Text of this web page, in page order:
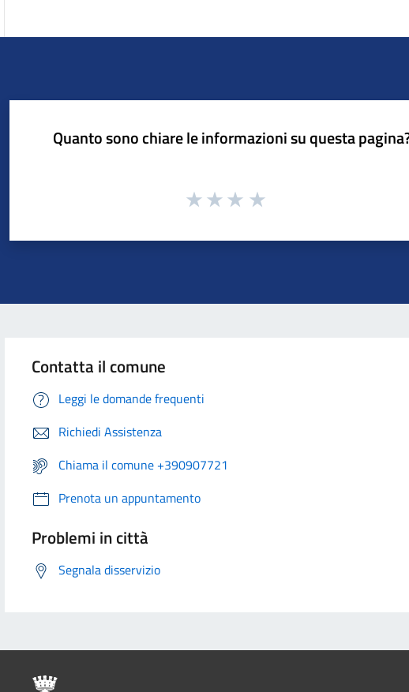
Quanto sono chiare le informazioni su questa
Contatta il comune
Leggi le domande frequenti
Richiedi Assistenza
Chiama il comune +390907721
Prenota un appuntamento
Problemi in città
Segnala disservizio